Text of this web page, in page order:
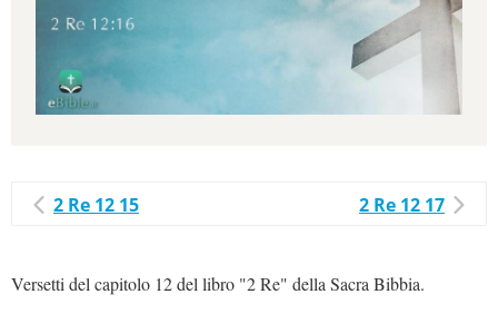
2 Re 12 15 2 Re 12 17
Versetti del capitolo 12 del libro "2 Re" della Sacra Bibbia.